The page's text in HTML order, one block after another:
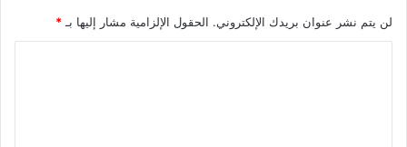
لن يتم نشر عنوان بريدك الإلكتروني. الحقول الإلزامية مشار إليها بـ *